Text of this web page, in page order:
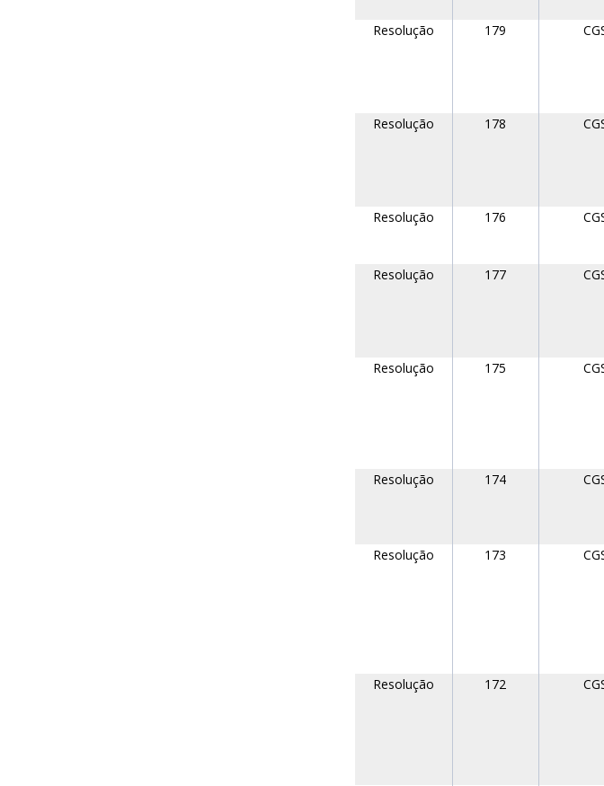
Resolução
179
Resolução
178
Resolução
176
Resolução
177
Resolução
175
Resolução
174
Resolução
173
Resolução
172